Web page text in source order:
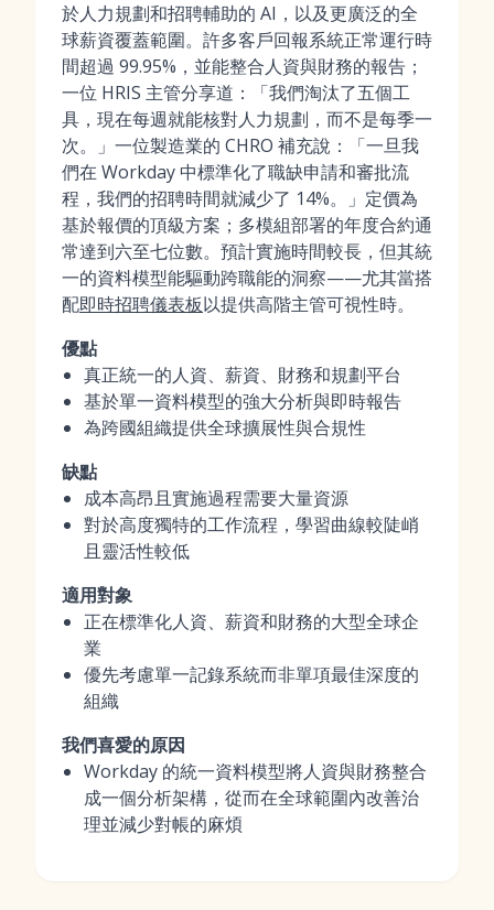
於人力規劃和招聘輔助的 AI，以及更廣泛的全
球薪資覆蓋範圍。許多客戶回報系統正常運行時
間超過 99.95%，並能整合人資與財務的報告；
一位 HRIS 主管分享道：「我們淘汰了五個工
具，現在每週就能核對人力規劃，而不是每季一
次。」一位製造業的 CHRO 補充說：「一旦我
們在 Workday 中標準化了職缺申請和審批流
程，我們的招聘時間就減少了 14%。」定價為
基於報價的頂級方案；多模組部署的年度合約通
常達到六至七位數。預計實施時間較長，但其統
一的資料模型能驅動跨職能的洞察——尤其當搭
配即時招聘儀表板以提供高階主管可視性時。
優點
真正統一的人資、薪資、財務和規劃平台
基於單一資料模型的強大分析與即時報告
為跨國組織提供全球擴展性與合規性
缺點
成本高昂且實施過程需要大量資源
對於高度獨特的工作流程，學習曲線較陡峭
且靈活性較低
適用對象
正在標準化人資、薪資和財務的大型全球企
業
優先考慮單一記錄系統而非單項最佳深度的
組織
我們喜愛的原因
Workday 的統一資料模型將人資與財務整合
成一個分析架構，從而在全球範圍內改善治
理並減少對帳的麻煩